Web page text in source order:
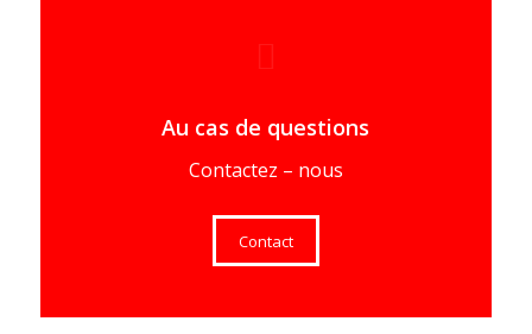
Au cas de questions
Contactez – nous
Contact